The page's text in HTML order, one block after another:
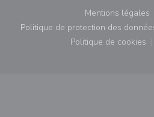
Mentions légales
((ouvre
Politique de protection des
Politique de cookies
((ouvre